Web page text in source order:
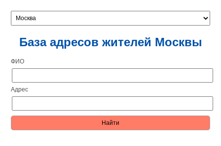
База адресов жителей Москвы
ФИО
Адрес